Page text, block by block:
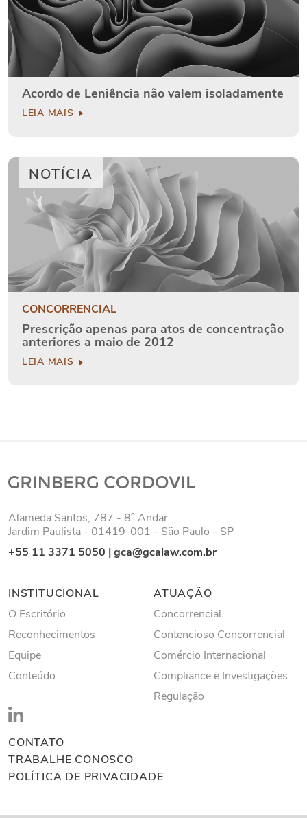
Acordo de Leniência não valem isoladamente
LEIA MAIS
NOTÍCIA
CONCORRENCIAL
Prescrição apenas para atos de concentração
anteriores a maio de 2012
LEIA MAIS
Alameda Santos, 787 - 8° Andar
Jardim Paulista - 01419-001 - São Paulo - SP
+55 11 3371 5050 |gca@gcalaw.com.br
INSTITUCIONAL
O Escritório
Reconhecimentos
Equipe
Conteúdo
ATUAÇÃO
Concorrencial
Contencioso Concorrencial
Comércio Internacional
Compliance e Investigações
Regulação
CONTATO
TRABALHE CONOSCO
POLÍTICA DE PRIVACIDADE